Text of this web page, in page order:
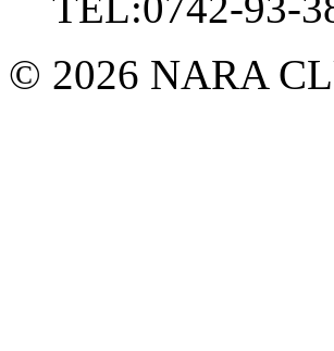
© 2026 NARA